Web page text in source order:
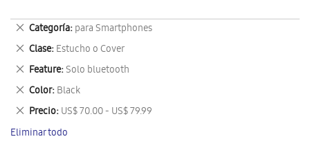
Categoría para Smartphones
Eliminar
este
artículo
Clase Estucho o Cover
Eliminar
este
artículo
Feature Solo bluetooth
Eliminar
este
artículo
Color Black
Eliminar
este
artículo
Precio US$ 70.00 - US$ 79.99
Eliminar
este
artículo
Eliminar todo